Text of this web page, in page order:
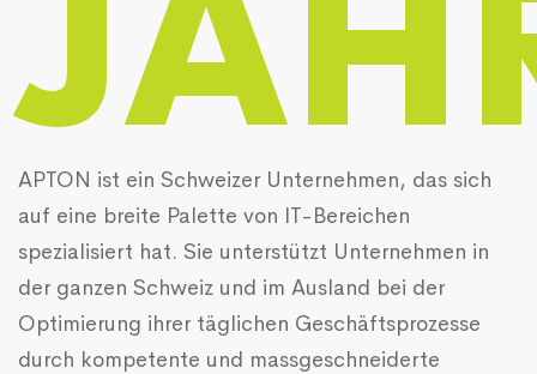
APTON ist ein Schweizer Unternehmen, das sich
auf eine breite Palette von IT-Bereichen
spezialisiert hat. Sie unterstützt Unternehmen in
der ganzen Schweiz und im Ausland bei der
Optimierung ihrer täglichen Geschäftsprozesse
durch kompetente und massgeschneiderte